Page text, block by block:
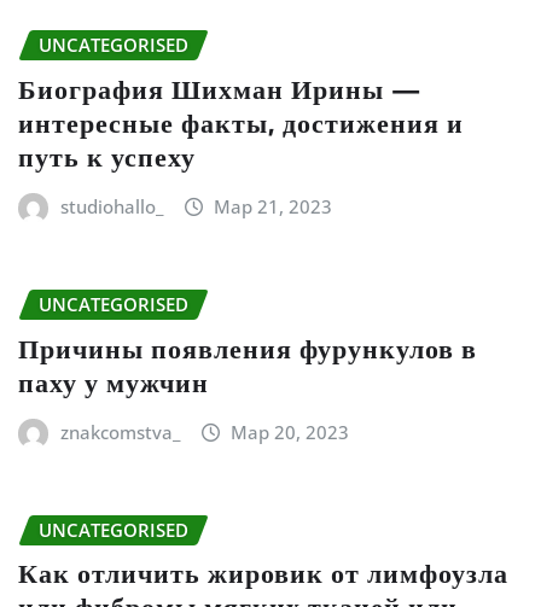
UNCATEGORISED
Биография Шихман Ирины —
интересные факты, достижения и
путь к успеху
studiohallo_ Мар 21, 2023
UNCATEGORISED
Причины появления фурункулов в
паху у мужчин
znakcomstva_ Мар 20, 2023
UNCATEGORISED
Как отличить жировик от лимфоузла